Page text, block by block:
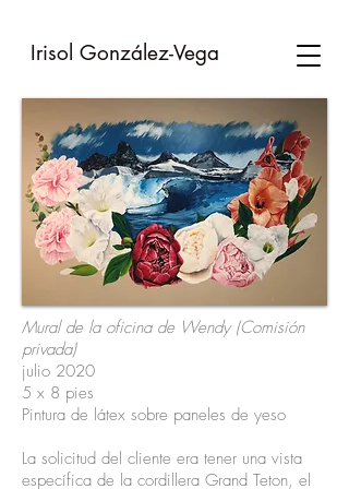
Irisol González-Vega
Mural de la oficina de Wendy (Comisión
privada)
julio 2020
5 x 8 pies
Pintura de látex sobre paneles de yeso
La solicitud del cliente era tener una vista
específica de la cordillera Grand Teton, el